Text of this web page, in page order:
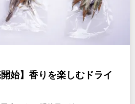
開始】香りを楽しむドライ